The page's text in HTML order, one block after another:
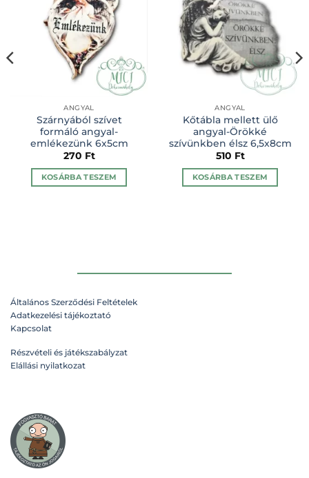
ANGYAL
Szárnyából szívet
formáló angyal-
emlékezünk 6x5cm
270 Ft
KOSÁRBA TESZEM
ANGYAL
Kőtábla mellett ülő
angyal-Örökké
szívünkben élsz 6,5x8cm
510 Ft
KOSÁRBA TESZEM
Általános Szerződési Feltételek
Adatkezelési tájékoztató
Kapcsolat
Részvételi és játékszabályzat
Elállási nyilatkozat